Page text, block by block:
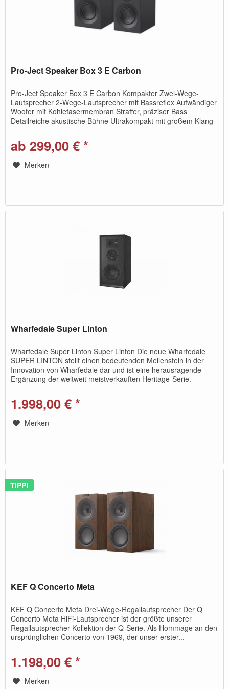
Pro-Ject Speaker Box 3 E Carbon
Pro-Ject Speaker Box 3 E Carbon Kompakter Zwei-Wege-
Lautsprecher 2-Wege-Lautsprecher mit Bassreflex Aufwändiger
Woofer mit Kohlefasermembran Straffer, präziser Bass
Detailreiche akustische Bühne Ultrakompakt mit großem Klang
ab 299,00 € *
Merken
Wharfedale Super Linton
Wharfedale Super Linton Super Linton Die neue Wharfedale
SUPER LINTON stellt einen bedeutenden Meilenstein in der
Innovation von Wharfedale dar und ist eine herausragende
Ergänzung der weltweit meistverkauften Heritage-Serie.
1.998,00 € *
Merken
TIPP!
KEF Q Concerto Meta
KEF Q Concerto Meta Drei-Wege-Regallautsprecher Der Q
Concerto Meta HiFi-Lautsprecher ist der größte unserer
Regallautsprecher-Kollektion der Q-Serie. Als Hommage an den
ursprünglichen Concerto von 1969, der unser erster...
1.198,00 € *
Merken